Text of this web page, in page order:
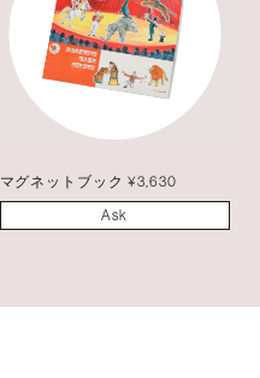
マグネットブック ¥3,630
Ask